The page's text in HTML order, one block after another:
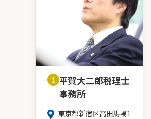
1 平賀大二郎税理士
事務所
東京都新宿区高田馬場1